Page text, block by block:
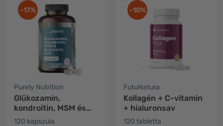
-17%
Purely Nutrition
Glükozamin,
kondroitin, MSM és
hialuronsav
120 kapszula
-10%
FutuNatura
Kollagén + C-vitamin
+ hialuronsav
120 tabletta